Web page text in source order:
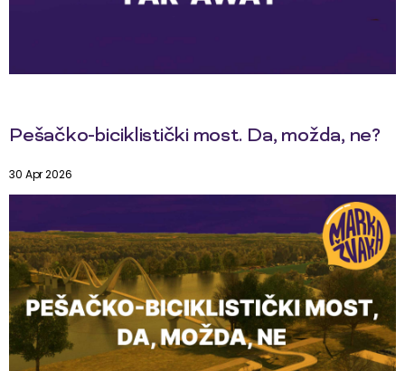
Pešačko-biciklistički most. Da, možda, ne?
30 Apr 2026